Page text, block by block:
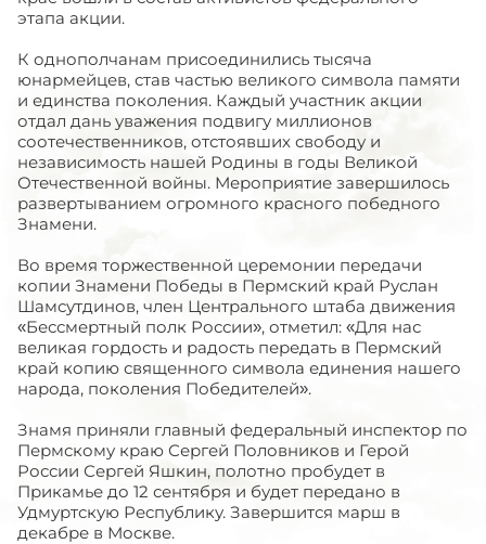
этапа акции.
К однополчанам присоединились тысяча
юнармейцев, став частью великого символа памяти
и единства поколения. Каждый участник акции
отдал дань уважения подвигу миллионов
соотечественников, отстоявших свободу и
независимость нашей Родины в годы Великой
Отечественной войны. Мероприятие завершилось
развертыванием огромного красного победного
Знамени.
Во время торжественной церемонии передачи
копии Знамени Победы в Пермский край Руслан
Шамсутдинов, член Центрального штаба движения
«Бессмертный полк России», отметил: «Для нас
великая гордость и радость передать в Пермский
край копию священного символа единения нашего
народа, поколения Победителей».
Знамя приняли главный федеральный инспектор по
Пермскому краю Сергей Половников и Герой
России Сергей Яшкин, полотно пробудет в
Прикамье до 12 сентября и будет передано в
Удмуртскую Республику. Завершится марш в
декабре в Москве.